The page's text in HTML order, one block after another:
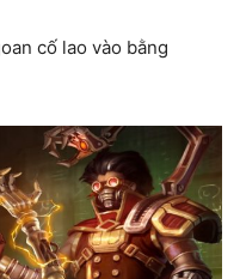
cố lao vào bằng